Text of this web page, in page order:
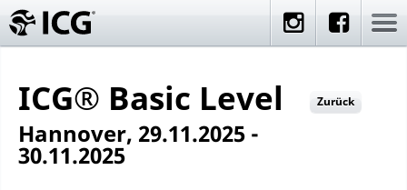
ICG® Basic Level Zurück
Hannover, 29.11.2025 -
30.11.2025